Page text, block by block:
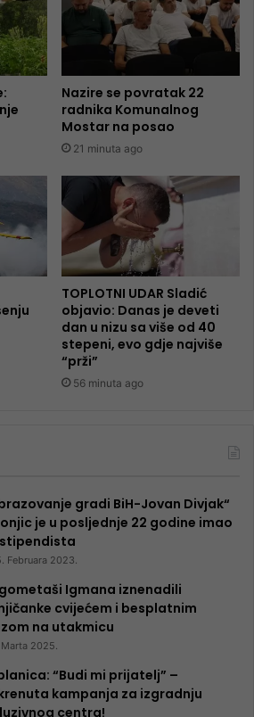
Nazire se povratak 22
radnika Komunalnog
Mostar na posao
21 minuta ago
TOPLOTNI UDAR Sladić
objavio: Danas je deveti
dan u nizu sa više od 40
stepeni, evo gdje najviše
“prži”
56 minuta ago
gradi BiH-Jovan Divjak“
je u posljednje 22 godine imao
Februara 2023.
Igmana iznenadili
cvijećem i besplatnim
na utakmicu
Marta 2025.
“Budi mi prijatelj” –
kampanja za izgradnju
centra!